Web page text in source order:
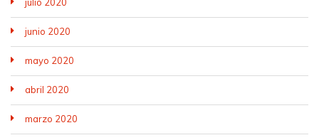
junio 2020
mayo 2020
abril 2020
marzo 2020